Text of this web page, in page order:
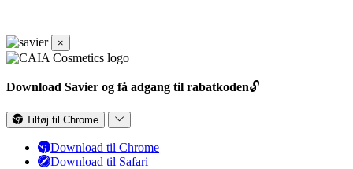
×
Download Savier og få adgang til rabatkoden🔓
Tilføj til Chrome
Download til Chrome
Download til Safari